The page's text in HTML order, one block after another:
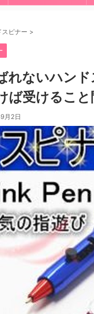
スピナー >
れないハン
ば受けること
月2日